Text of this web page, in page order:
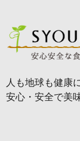
人も地球も健康
安心・安全で美